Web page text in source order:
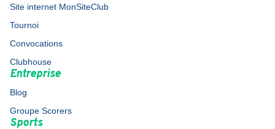
Site internet MonSiteClub
Tournoi
Convocations
Clubhouse
Entreprise
Blog
Groupe Scorers
Sports